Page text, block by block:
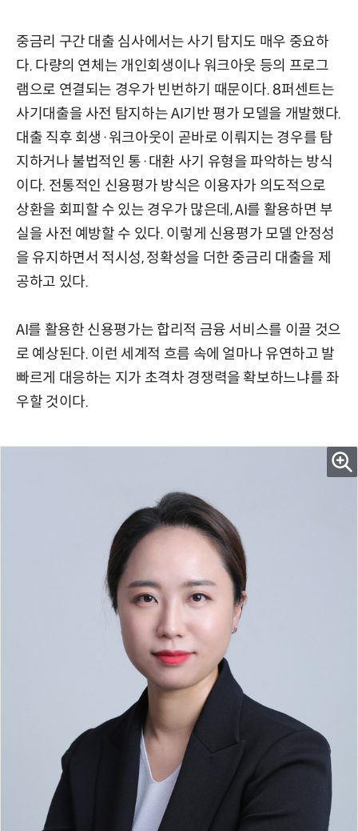
중금리 구간 대출 심사에서는 사기 탐지도 매우 중요하
다. 다량의 연체는 개인회생이나 워크아웃 등의 프로그
램으로 연결되는 경우가 빈번하기 때문이다. 8퍼센트는
사기대출을 사전 탐지하는 AI기반 평가 모델을 개발했다.
대출 직후 회생·워크아웃이 곧바로 이뤄지는 경우를 탐
지하거나 불법적인 통·대환 사기 유형을 파악하는 방식
이다. 전통적인 신용평가 방식은 이용자가 의도적으로
상환을 회피할 수 있는 경우가 많은데, AI를 활용하면 부
실을 사전 예방할 수 있다. 이렇게 신용평가 모델 안정성
을 유지하면서 적시성, 정확성을 더한 중금리 대출을 제
공하고 있다.
AI를 활용한 신용평가는 합리적 금융 서비스를 이끌 것으
로 예상된다. 이런 세계적 흐름 속에 얼마나 유연하고 발
빠르게 대응하는 지가 초격차 경쟁력을 확보하느냐를 좌
우할 것이다.